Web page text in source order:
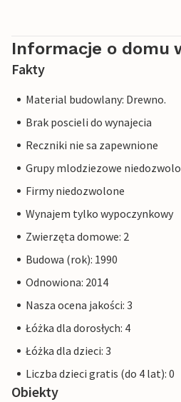
Informacje o domu
Fakty
Material budowlany: Drewno.
Brak poscieli do wynajecia
Reczniki nie sa zapewnione
Grupy mlodziezowe
Firmy niedozwolone
Wynajem tylko wypoczynkowy
Zwierzęta domowe: 2
Budowa (rok): 1990
Odnowiona: 2014
Nasza ocena jakości: 3
Łóżka dla dorosłych: 4
Łóżka dla dzieci: 3
Liczba dzieci gratis (do 4 lat): 0
Obiekty